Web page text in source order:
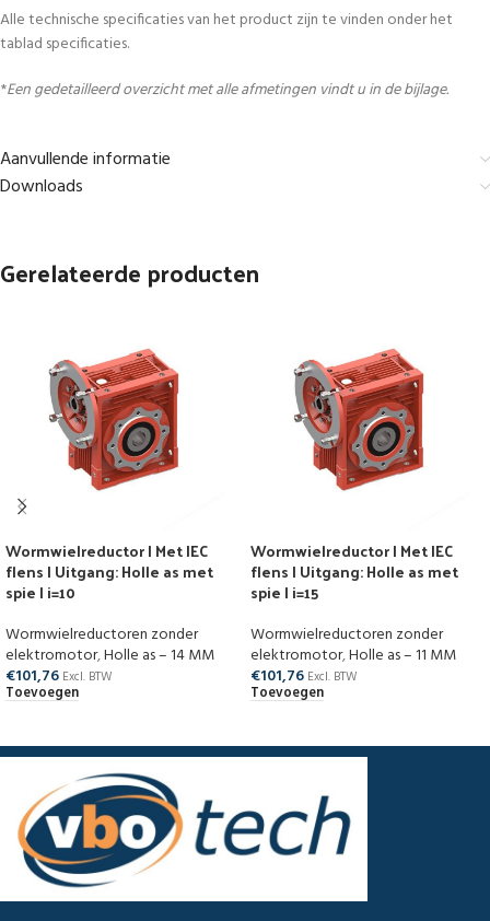
Alle technische specificaties van het product zijn te vinden onder het
tablad specificaties.
*Een gedetailleerd overzicht met alle afmetingen vindt u in de bijlage.
Aanvullende informatie
Downloads
Gerelateerde producten
Wormwielreductor | Met IEC
flens | Uitgang: Holle as met
spie | i=10
Wormwielreductoren zonder
elektromotor,Holle as – 14 MM
€101,76 Excl. BTW
Toevoegen
Wormwielreductor | Met IEC
flens | Uitgang: Holle as met
spie | i=15
Wormwielreductoren zonder
elektromotor,Holle as – 11 MM
€101,76 Excl. BTW
Toevoegen